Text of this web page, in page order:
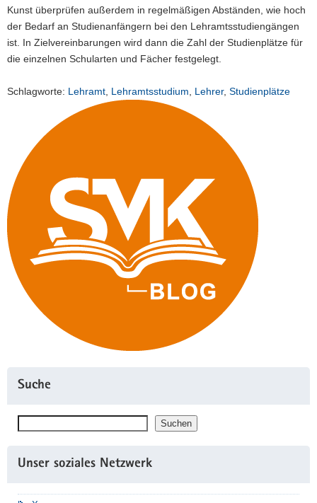
Kunst überprüfen außerdem in regelmäßigen Abständen, wie hoch
der Bedarf an Studienanfängern bei den Lehramtsstudiengängen
ist. In Zielvereinbarungen wird dann die Zahl der Studienplätze für
die einzelnen Schularten und Fächer festgelegt.
Schlagworte: Lehramt Lehramtsstudium Lehrer, Studienplätze
Suche
Suchen
Unser soziales Netzwerk